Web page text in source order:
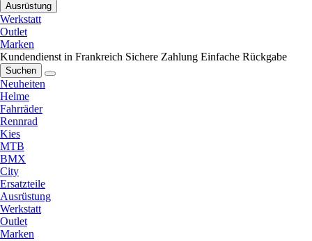
Ausrüstung
Werkstatt
Outlet
Marken
Kundendienst in Frankreich Sichere Zahlung Einfache Rückgabe
Suchen
Neuheiten
Helme
Fahrräder
Rennrad
Kies
MTB
BMX
City
Ersatzteile
Ausrüstung
Werkstatt
Outlet
Marken